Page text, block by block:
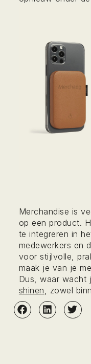
Merchandise is
op een product.
te integreren in
medewerkers en
voor stijlvolle,
maak je van je
Dus, waar wacht
shinen , zowel